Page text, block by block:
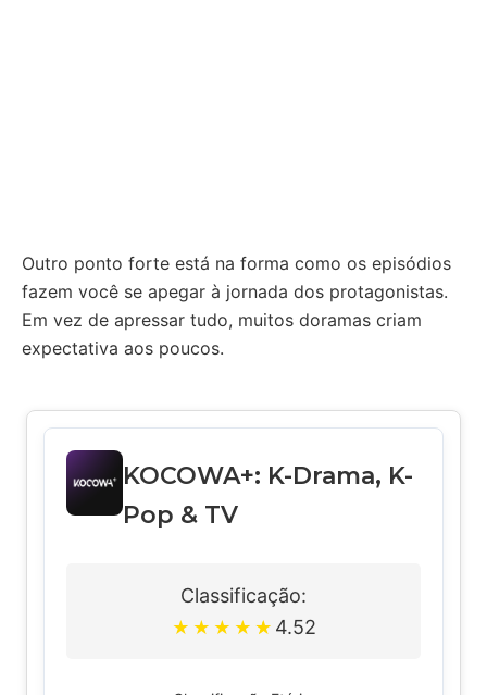
Outro ponto forte está na forma como os episódios
fazem você se apegar à jornada dos protagonistas.
Em vez de apressar tudo, muitos doramas criam
expectativa aos poucos.
KOCOWA+: K-Drama, K-
Pop & TV
Classificação:
★ ★ ★ ★ ★ 4.52